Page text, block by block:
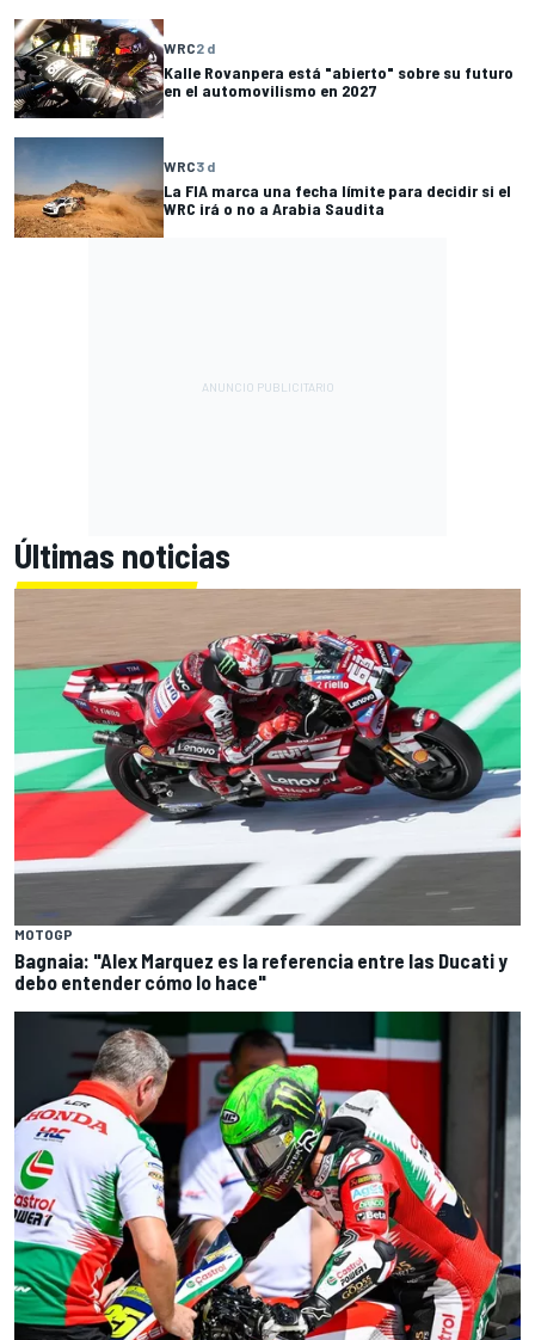
WRC2 d
Kalle Rovanpera está "abierto" sobre su futuro
en el automovilismo en 2027
WRC3 d
La FIA marca una fecha límite para decidir si el
WRC irá o no a Arabia Saudita
Últimas noticias
MOTOGP
Bagnaia: "Alex Marquez es la referencia entre las Ducati y
debo entender cómo lo hace"